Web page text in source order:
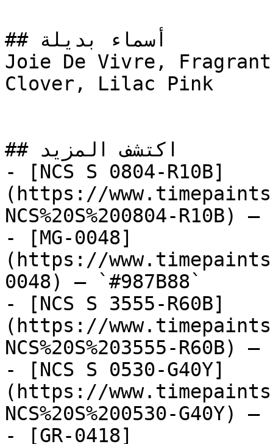
## أسماء بديلة
Joie De Vivre, Fragrant
Clover, Lilac Pink
## اكتشف المزيد
- [NCS S 0804-R10B]
(https://
NCS%20S%200804-R10B)
- [MG-0048]
(https://
0048) — `#987B88`
- [NCS S 3555-R60B]
(https://
NCS%20S%203555-R60B)
- [NCS S 0530-G40Y]
(https://
NCS%20S%200530-G40Y)
- [GR-0418]